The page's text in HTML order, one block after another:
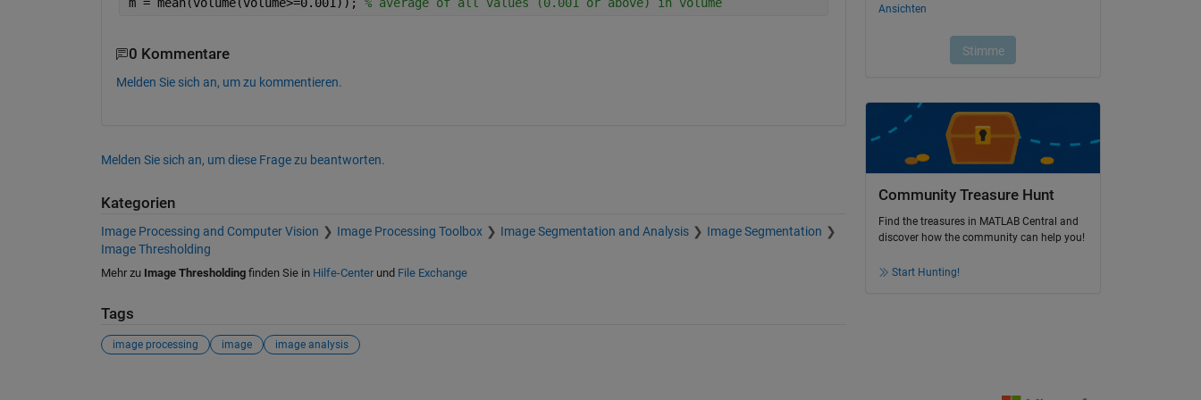
m = mean(volume(volume>=0.001)); % average of all values (0.001 or above) in volume
0 Kommentare
Melden Sie sich an, um zu kommentieren.
Melden Sie sich an, um diese Frage zu beantworten.
Kategorien
Image Processing and Computer Vision Image Processing Toolbox Image Segmentation and Analysis
Image Segmentation
Image Thresholding
Mehr zu Image Thresholdingfinden Sie in Hilfe-Centerund File Exchange
Tags
image processing image image analysis
Community Treasure Hunt
Find the treasures in MATLAB Central and
discover how the community can help you!
Start Hunting!